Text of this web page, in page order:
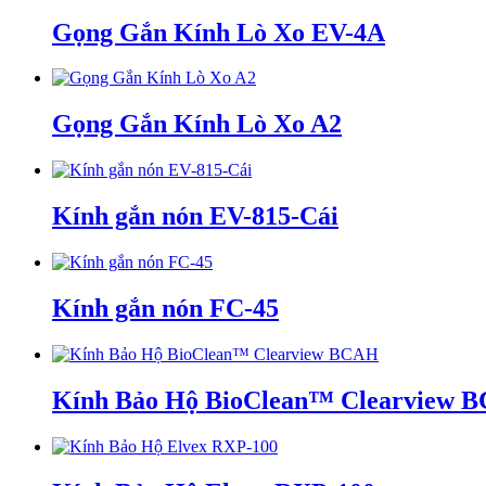
Gọng Gắn Kính Lò Xo EV-4A
Gọng Gắn Kính Lò Xo A2
Kính gắn nón EV-815-Cái
Kính gắn nón FC-45
Kính Bảo Hộ BioClean™ Clearview